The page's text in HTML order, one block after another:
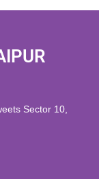
Sector 10,